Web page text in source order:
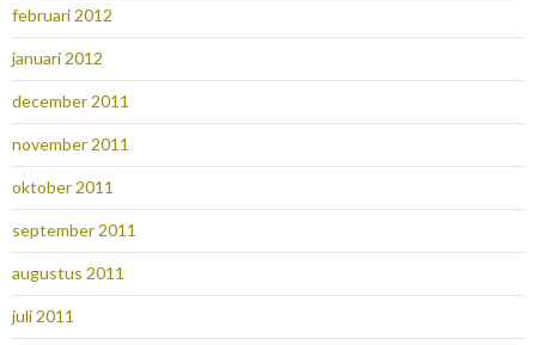
februari 2012
januari 2012
december 2011
november 2011
oktober 2011
september 2011
augustus 2011
juli 2011